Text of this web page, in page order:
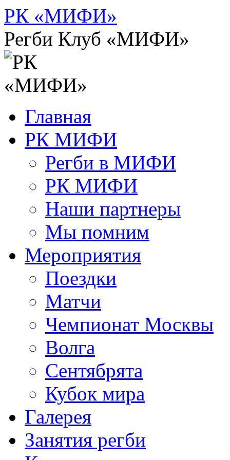
Перейти
содержимому
РК «МИФИ»
Регби Клуб «МИФИ»
Главная
РК МИФИ
Регби в МИФИ
РК МИФИ
Наши партнеры
Мы помним
Мероприятия
Поездки
Матчи
Чемпионат Москвы
Волга
Сентябрята
Кубок мира
Галерея
Занятия регби